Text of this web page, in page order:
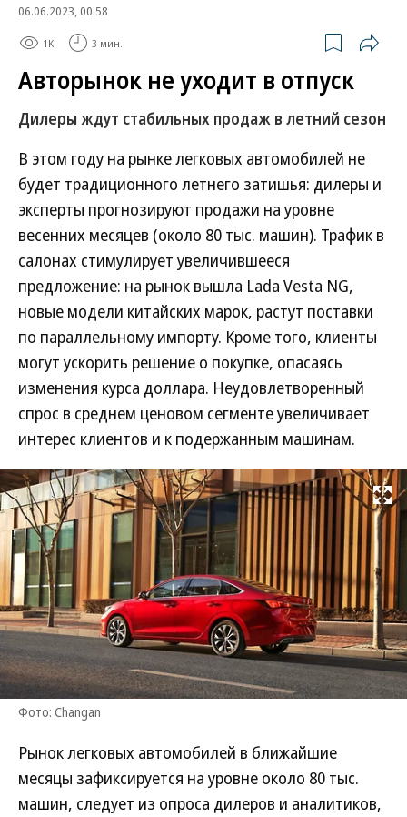
06.06.2023, 00:58
1K 3 мин.
Авторынок не уходит в отпуск
Дилеры ждут стабильных продаж в летний сезон
В этом году на рынке легковых автомобилей не
будет традиционного летнего затишья: дилеры и
эксперты прогнозируют продажи на уровне
весенних месяцев (около 80 тыс. машин). Трафик в
салонах стимулирует увеличившееся
предложение: на рынок вышла Lada Vesta NG,
новые модели китайских марок, растут поставки
по параллельному импорту. Кроме того, клиенты
могут ускорить решение о покупке, опасаясь
изменения курса доллара. Неудовлетворенный
спрос в среднем ценовом сегменте увеличивает
интерес клиентов и к подержанным машинам.
Развернуть
Фото: Changan
Рынок легковых автомобилей в ближайшие
месяцы зафиксируется на уровне около 80 тыс.
машин, следует из опроса дилеров и аналитиков,